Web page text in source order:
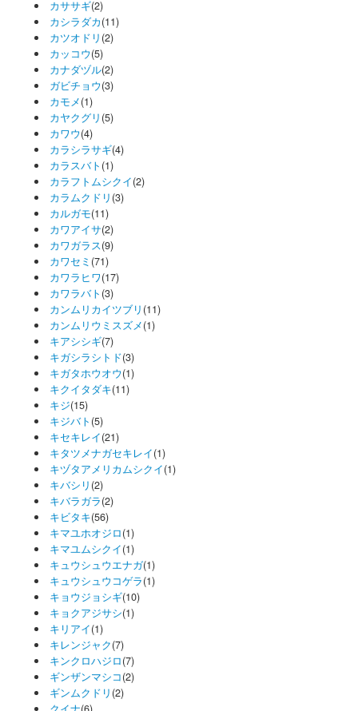
カササギ(2)
カシラダカ(11)
カツオドリ (2)
カッコウ(5)
カナダヅル(2)
ガビチョウ(3)
カモメ(1)
カヤクグリ (5)
カワウ(4)
カラシラサギ(4)
カラスバト (1)
カラフトムシクイ(2)
カラムクドリ (3)
カルガモ(11)
カワアイサ(2)
カワガラス(9)
カワセミ (71)
カワラヒワ(17)
カワラバト (3)
カンムリカイツブリ (11)
カンムリウミスズメ(1)
キアシシギ(7)
キガシラシトド(3)
キガタホウオウ(1)
キクイタダキ(11)
キジ(15)
キジバト (5)
キセキレイ(21)
キタツメナガセキレイ(1)
キヅタアメリカムシクイ(1)
キバシリ (2)
キバラガラ(2)
キビタキ(56)
キマユホオジロ(1)
キマユムシクイ(1)
キュウシュウエナガ(1)
キュウシュウコゲラ(1)
キョウジョシギ(10)
キョクアジサシ(1)
キリアイ(1)
キレンジャク(7)
キンクロハジロ(7)
ギンザンマシコ(2)
ギンムクドリ (2)